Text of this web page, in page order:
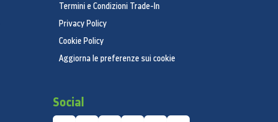
Termini e Condizioni Trade-In
Privacy Policy
Cookie Policy
Aggiorna le preferenze sui cookie
Social